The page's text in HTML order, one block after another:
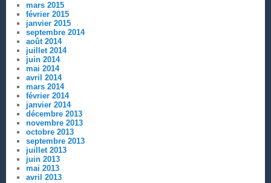
mars 2015
février 2015
janvier 2015
septembre 2014
août 2014
juillet 2014
juin 2014
mai 2014
avril 2014
mars 2014
février 2014
janvier 2014
décembre 2013
novembre 2013
octobre 2013
septembre 2013
juillet 2013
juin 2013
mai 2013
avril 2013